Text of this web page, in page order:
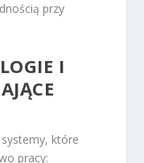
przy
I
które
pracy: